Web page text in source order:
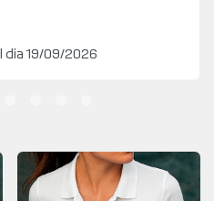
dia 19/09/2026